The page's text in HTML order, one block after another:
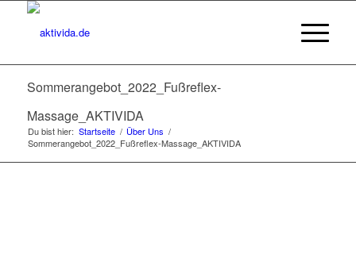
Sommerangebot_2022_Fußreflex-
Massage_AKTIVIDA
Du bist hier: Startseite / Über Uns /
Sommerangebot_2022_Fußreflex-Massage_AKTIVIDA